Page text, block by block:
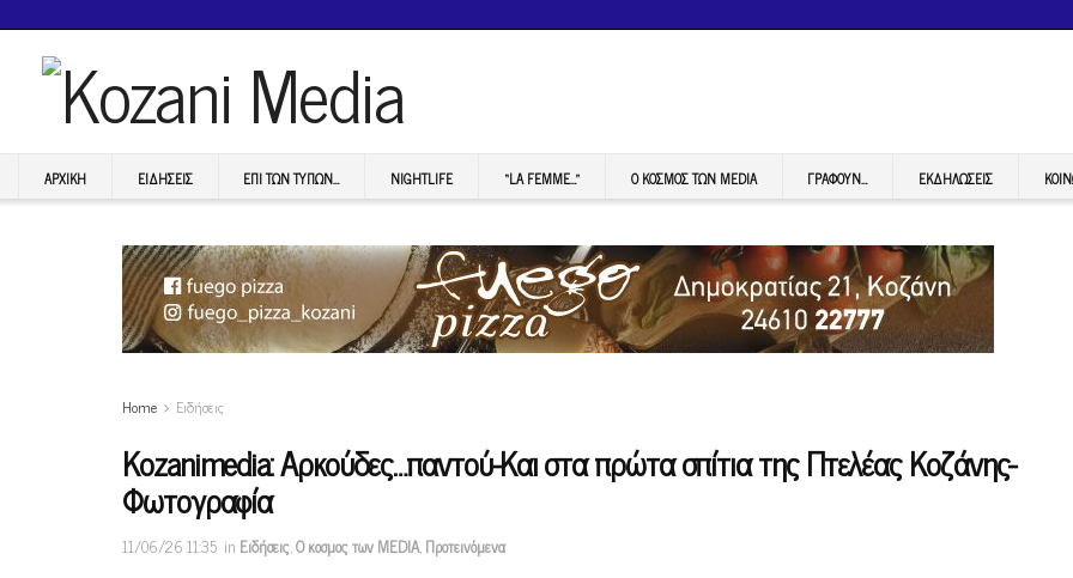
ΑΡΧΙΚΉ ΕΙΔΉΣΕΙΣ ΕΠI ΤΩΝ ΤΥΠΩΝ… NIGHTLIFE “LA FEMME…” Ο ΚΟΣΜΟΣ ΤΩΝ MEDIA ΓΡΆΦΟΥΝ… ΕΚΔΗΛΏΣΕΙΣ
Home Ειδήσεις
Κοzanimedia: Αρκούδες…παντού-Και στα πρώτα σπίτια της Πτελέας Κοζάνης-
Φωτογραφία
11/06/26 11:35 in Ειδήσεις,Ο κοσμος των MEDIA,Προτεινόμενα